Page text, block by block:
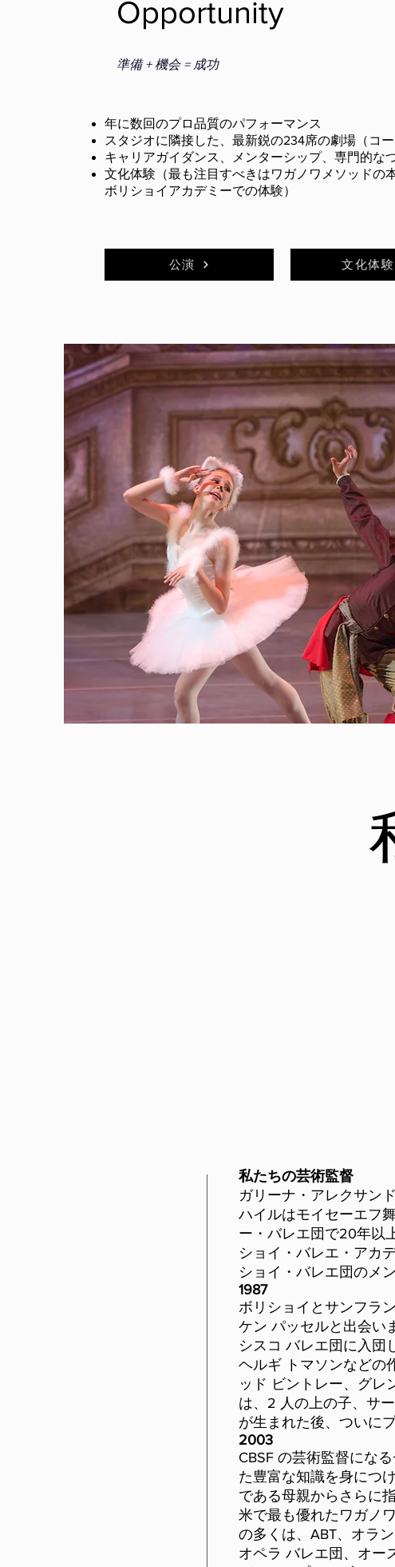
Opportunity
準備 + 機会 = 成功
年に数回のプロ品質のパフォーマンス
スタジオに隣接した、最新鋭の234席の劇場（コー
キャリアガイダンス、メンターシップ、専門的な
文化体験（最も注目すべきはワガノワメソッドの
ボリショイアカデミーでの体験）
公演 文化体験
私たちの芸術監督
ガリーナ・アレクサン
ハイルはモイセーエフ
ー・バレエ団で20年以
ショイ・バレエ・アカ
ショイ・バレエ団のメ
1987
ボリショイとサンフラ
ケン パッセルと出会い
シスコ バレエ団に入団
ヘルギ トマソンなどの
ッド ビントレー、グレ
は、2 人の上の子、サ
が生まれた後、ついに
2003
CBSF の芸術監督にな
た豊富な知識を身につ
である母親からさらに
米で最も優れたワガノ
の多くは、ABT、オラ
オペラ バレエ団、オー